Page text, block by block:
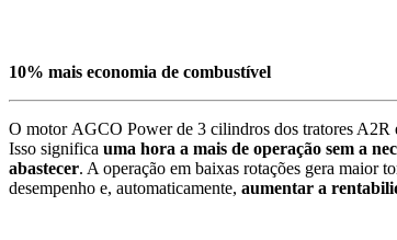
10% mais economia de combustível
O motor AGCO Power de 3 cilindros dos tratores A2R
Isso significa uma hora a mais de operação sem a
abastecer. A operação em baixas rotações gera maior
desempenho e, automaticamente, aumentar a